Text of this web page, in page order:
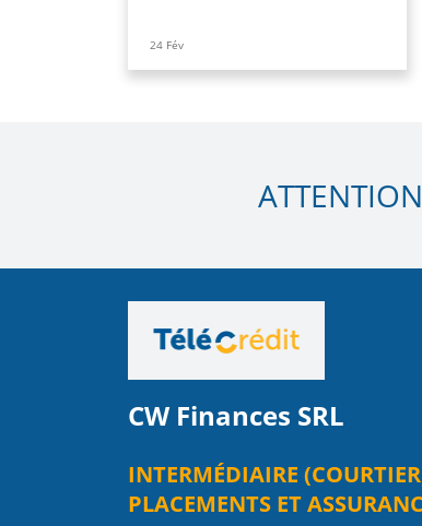
24 Fév
CW Finances SRL
INTERMÉDIAIRE
PLACEMENTS ET